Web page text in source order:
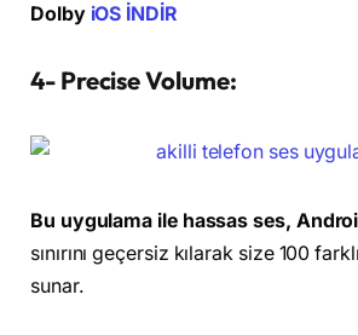
DolbyiOS İNDİR
4- Precise Volume:
Bu uygulama ile hassas ses,
sınırını geçersiz kılarak size 100
sunar.